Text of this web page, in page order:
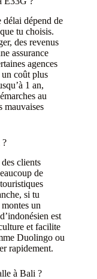
dépend de
tu choisis.
des revenus
assurance
agences
un coût plus
1 an,
au
mauvaises
?
clients
de
si tu
un
est
et facilite
Duolingo ou
rapidement.
à Bali ?